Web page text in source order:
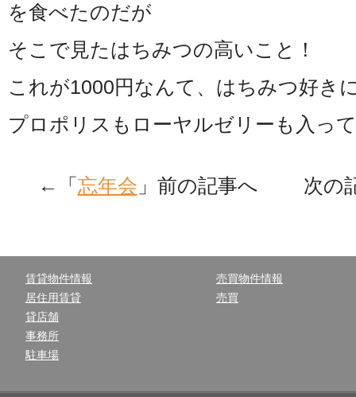
を食べたのだが
そこで見たはちみつの高いこと！
これが1000円なんて、はちみつ好き
プロポリスもローヤルゼリーも入っ
←「 忘年会 」前の記事へ 次の
賃貸物件情報
居住用賃貸
貸店舗
事務所
駐車場
売買物件情報
売買